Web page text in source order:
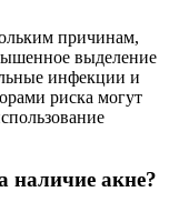
причинам,
выделение
инфекции и
риска могут
наличие акне?